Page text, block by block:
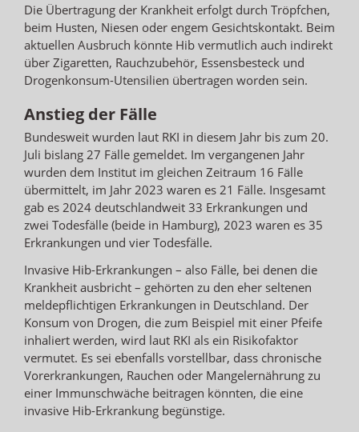
Die Übertragung der Krankheit erfolgt durch Tröpfchen,
beim Husten, Niesen oder engem Gesichtskontakt. Beim
aktuellen Ausbruch könnte Hib vermutlich auch indirekt
über Zigaretten, Rauchzubehör, Essensbesteck und
Drogenkonsum-Utensilien übertragen worden sein.
Anstieg der Fälle
Bundesweit wurden laut RKI in diesem Jahr bis zum 20.
Juli bislang 27 Fälle gemeldet. Im vergangenen Jahr
wurden dem Institut im gleichen Zeitraum 16 Fälle
übermittelt, im Jahr 2023 waren es 21 Fälle. Insgesamt
gab es 2024 deutschlandweit 33 Erkrankungen und
zwei Todesfälle (beide in Hamburg), 2023 waren es 35
Erkrankungen und vier Todesfälle.
Invasive Hib-Erkrankungen – also Fälle, bei denen die
Krankheit ausbricht – gehörten zu den eher seltenen
meldepflichtigen Erkrankungen in Deutschland. Der
Konsum von Drogen, die zum Beispiel mit einer Pfeife
inhaliert werden, wird laut RKI als ein Risikofaktor
vermutet. Es sei ebenfalls vorstellbar, dass chronische
Vorerkrankungen, Rauchen oder Mangelernährung zu
einer Immunschwäche beitragen könnten, die eine
invasive Hib-Erkrankung begünstige.